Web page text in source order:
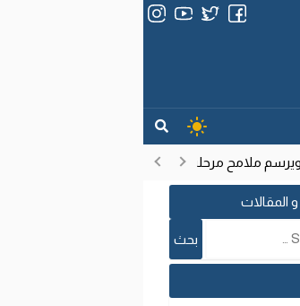
ملامح مرحلة تنموية جديدة
المقالات